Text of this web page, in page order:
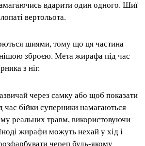
вдарити один одного. Шиї
вертольота.
шиями, тому що ця частина
зброєю. Мета жирафа під час
з ніг.
через самку або щоб показати
час бійки суперники намагаються
реальних травм, використовуючи
жирафи можуть нехай у хід і
череп будь-якому